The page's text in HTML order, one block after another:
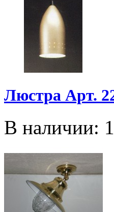
Люстра Арт.
В наличии: